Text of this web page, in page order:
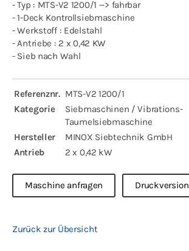
- Typ : MTS-V2 1200/1 --> fahrbar
- 1-Deck Kontrollsiebmaschine
- Werkstoff : Edelstahl
- Antriebe : 2 x 0,42 KW
- Sieb nach Wahl
Referenznr. MTS-V2 1200/1
Kategorie
Siebmaschinen / Vibrations-
Taumelsiebmaschine
Hersteller
MINOX Siebtechnik GmbH
Antrieb
2 x 0,42 kW
Maschine anfragen Druckversion
Zurück zur Übersicht